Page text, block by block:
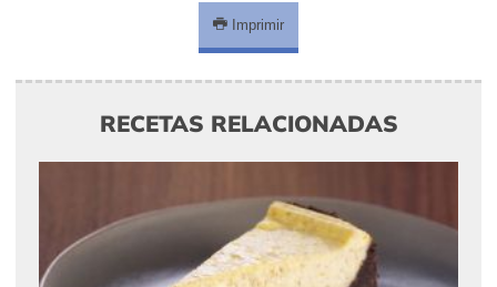
Imprimir
RECETAS RELACIONADAS